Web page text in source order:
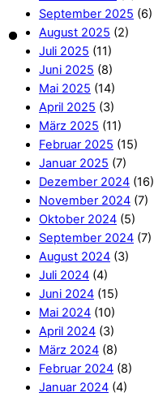
September 2025 (6)
August 2025 (2)
Juli 2025 (11)
Juni 2025 (8)
Mai 2025 (14)
April 2025 (3)
März 2025 (11)
Februar 2025 (15)
Januar 2025 (7)
Dezember 2024 (16)
November 2024 (7)
Oktober 2024 (5)
September 2024 (7)
August 2024 (3)
Juli 2024 (4)
Juni 2024 (15)
Mai 2024 (10)
April 2024 (3)
März 2024 (8)
Februar 2024 (8)
Januar 2024 (4)